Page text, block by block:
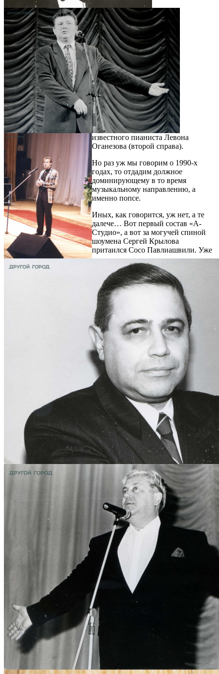
известного пианиста Левона
Оганезова (второй справа).
Но раз уж мы говорим о 1990-х
годах, то отдадим должное
доминирующему в то время
музыкальному направлению, а
именно попсе.
Иных, как говорится, уж нет, а те
далече… Вот первый состав «А-
Студио», а вот за могучей спиной
шоумена Сергей Крылова
притаился Сосо Павлиашвили. Уже